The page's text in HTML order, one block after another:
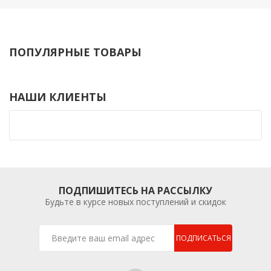
ПОПУЛЯРНЫЕ ТОВАРЫ
НАШИ КЛИЕНТЫ
ПОДПИШИТЕСЬ НА РАССЫЛКУ
Будьте в курсе новых поступлений и скидок
ПОДПИСАТЬСЯ